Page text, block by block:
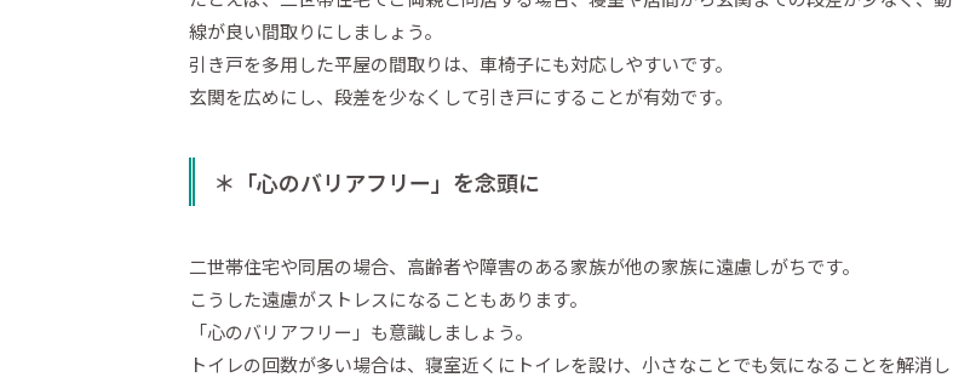
線が良い間取りにしましょう。
引き戸を多用した平屋の間取りは、車椅子にも対応しやすいです。
玄関を広めにし、段差を少なくして引き戸にすることが有効です。
＊「心のバリアフリー」を念頭に
二世帯住宅や同居の場合、高齢者や障害のある家族が他の家族に遠慮しがちです。
こうした遠慮がストレスになることもあります。
「心のバリアフリー」も意識しましょう。
トイレの回数が多い場合は、寝室近くにトイレを設け、小さなことでも気になることを解消し